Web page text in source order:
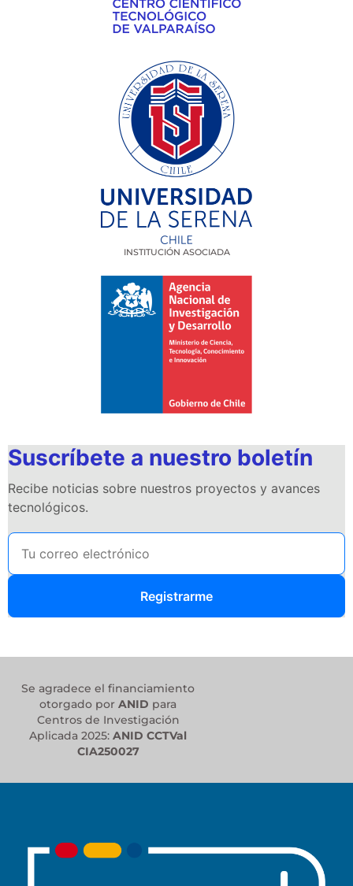
INSTITUCIÓN ASOCIADA
Suscríbete a nuestro boletín
Recibe noticias sobre nuestros proyectos y avances
tecnológicos.
Registrarme
Se agradece el financiamiento
otorgado por ANID para
Centros de Investigación
Aplicada 2025: ANID CCTVal
CIA250027